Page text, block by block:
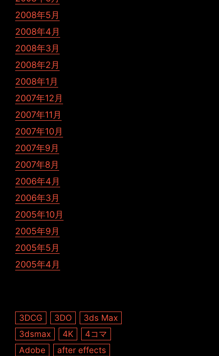
2008年5月
2008年4月
2008年3月
2008年2月
2008年1月
2007年12月
2007年11月
2007年10月
2007年9月
2007年8月
2006年4月
2006年3月
2005年10月
2005年9月
2005年5月
2005年4月
3DCG 3DO
3ds Max
3dsmax
4K
4コマ
Adobe
after effects